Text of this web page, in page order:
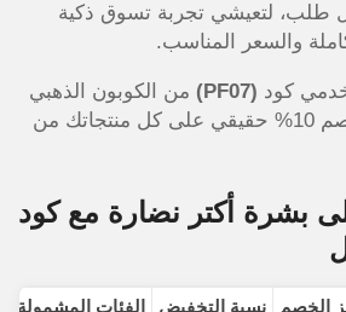
طلب، لتعيشي تجربة تسوق ذكية
والسعر المناسب.
كود (PF07)
من الكوبون الذهبي
الآن واحصلي على خصم 10% حقيقي على كل منتجاتك من
بشرة أكتر نضارة مع كود
الخصم نسبة التخفيض الفئات المشمولة